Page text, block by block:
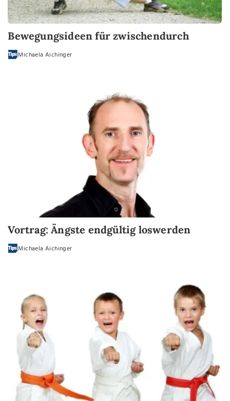
Bewegungsideen für zwischendurch
Michaela Aichinger
Vortrag: Ängste endgültig loswerden
Michaela Aichinger